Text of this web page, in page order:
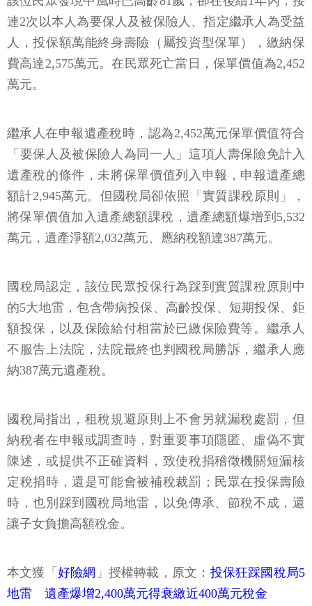
連2次以本人為要保人及被保險人、指定繼承人為受益
人，投保額萬能終身壽險（屬投資型保單），繳納保
費高達2,575萬元。在民眾死亡當日，保單價值為2,452
萬元。
繼承人在申報遺產稅時，認為2,452萬元保單價值符合
「要保人及被保險人為同一人」這項人壽保險免計入
遺產稅的條件，未將保單價值列入申報，申報遺產總
額計2,945萬元。但國稅局卻依照「實質課稅原則」，
將保單價值加入遺產總額課稅，遺產總額爆增到5,532
萬元，遺產淨額2,032萬元、應納稅額達387萬元。
國稅局認定，該位民眾投保行為踩到實質課稅原則中
的5大地雷，包含帶病投保、高齡投保、短期投保、鉅
額投保，以及保險給付相當於已繳保險費等。繼承人
不服告上法院，法院最終也判國稅局勝訴，繼承人應
納387萬元遺產稅。
國稅局指出，租稅規避原則上不會另就漏稅處罰，但
納稅者在申報或調查時，對重要事項隱匿、虛偽不實
陳述，或提供不正確資料，致使稅捐稽徵機關短漏核
定稅捐時，還是可能會被補稅裁罰；民眾在投保壽險
時，也別踩到國稅局地雷，以免傳承、節稅不成，還
讓子女負擔高額稅金。
本文獲「 好險網 」授權轉載，原文： 投保狂踩國稅局5
地雷 遺產爆增2,400萬元得衰繳近400萬元稅金